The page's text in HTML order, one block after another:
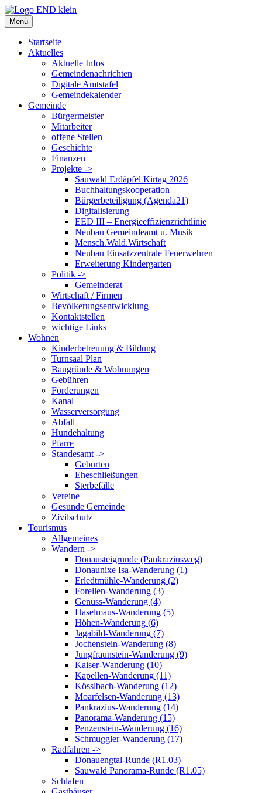
Zum
Inhalt
springen
Menü
Startseite
Aktuelles
Aktuelle Infos
Gemeindenachrichten
Digitale Amtstafel
Gemeindekalender
Gemeinde
Bürgermeister
Mitarbeiter
offene Stellen
Geschichte
Finanzen
Projekte ->
Sauwald Erdäpfel Kirtag 2026
Buchhaltungskooperation
Bürgerbeteiligung (Agenda21)
Digitalisierung
EED III – Energieeffizienzrichtlinie
Neubau Gemeindeamt u. Musik
Mensch.Wald.Wirtschaft
Neubau Einsatzzentrale Feuerwehren
Erweiterung Kindergarten
Politik ->
Gemeinderat
Wirtschaft / Firmen
Bevölkerungsentwicklung
Kontaktstellen
wichtige Links
Wohnen
Kinderbetreuung & Bildung
Turnsaal Plan
Baugründe & Wohnungen
Gebühren
Förderungen
Kanal
Wasserversorgung
Abfall
Hundehaltung
Pfarre
Standesamt ->
Geburten
Eheschließungen
Sterbefälle
Vereine
Gesunde Gemeinde
Zivilschutz
Tourismus
Allgemeines
Wandern ->
Donausteigrunde (Pankraziusweg)
Donaunixe Isa-Wanderung (1)
Erledtmühle-Wanderung (2)
Forellen-Wanderung (3)
Genuss-Wanderung (4)
Haselmaus-Wanderung (5)
Höhen-Wanderung (6)
Jagabild-Wanderung (7)
Jochenstein-Wanderung (8)
Jungfraunstein-Wanderung (9)
Kaiser-Wanderung (10)
Kapellen-Wanderung (11)
Kösslbach-Wanderung (12)
Moarfelsen-Wanderung (13)
Pankrazius-Wanderung (14)
Panorama-Wanderung (15)
Penzenstein-Wanderung (16)
Schmuggler-Wanderung (17)
Radfahren ->
Donauengtal-Runde (R1.03)
Sauwald Panorama-Runde (R1.05)
Schlafen